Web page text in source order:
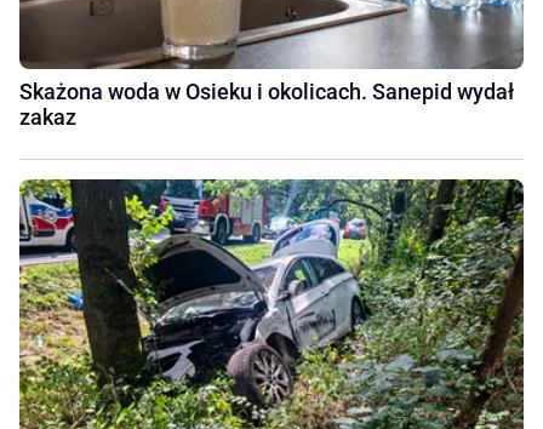
Skażona woda w Osieku i okolicach. Sanepid wydał
zakaz